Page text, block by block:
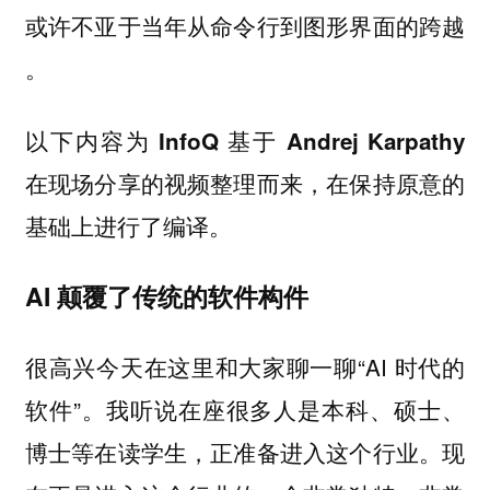
或许不亚于当年从命令行到图形界面的跨越
。
以下内容为 InfoQ 基于 Andrej Karpathy
在现场分享的视频整理而来，在保持原意的
基础上进行了编译。
AI 颠覆了传统的软件构件
很高兴今天在这里和大家聊一聊“AI 时代的
软件”。我听说在座很多人是本科、硕士、
博士等在读学生，正准备进入这个行业。现